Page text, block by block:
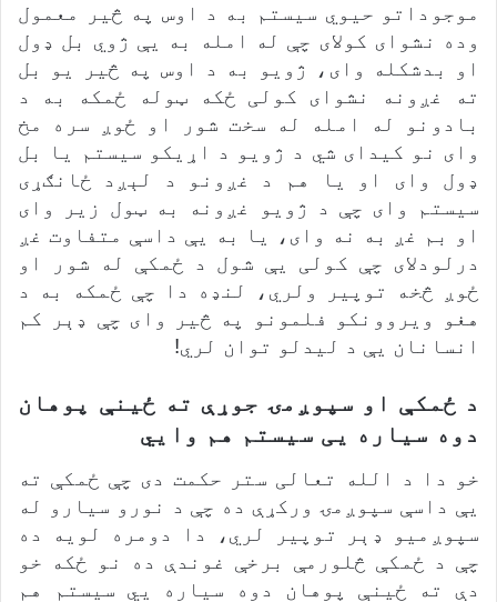
موجوداتو حیوي سیستم به د اوس په څیر معمول
وده نشوای کولای چې له امله به یې ژوي بل ډول
او بدشکله وای، ژویو به د اوس په څیر یو بل
ته غږونه نشوای کولی ځکه ټوله ځمکه به د
بادونو له امله له سخت شور او ځوږ سره مخ
وای نو کیدای شي د ژویو د اړیکو سیستم یا بل
ډول وای او یا هم د غږونو د لېږد ځانګړی
سیستم وای چې د ژویو غږونه به ټول زیر وای
او بم غږ به نه وای، یا به یې داسې متفاوت غږ
درلودلای چې کولی یې شول د ځمکې له شور او
ځوږ څخه توپیر ولري، لنډه دا چې ځمکه به د
هغو ویروونکو فلمونو په څیر وای چې ډېر کم
انسانان یې د لیدلو توان لري!
د ځمکې او سپوږمۍ جوړې ته ځینې پوهان
دوه سیاره یی سیستم هم وایي
خو دا د الله تعالی ستر حکمت دی چې ځمکې ته
یې داسې سپوږمۍ ورکړې ده چې د نورو سیارو له
سپوږمیو ډېر توپیر لري، دا دومره لویه ده
چې د ځمکې څلورمې برخې غوندې ده نو ځکه خو
دې ته ځینې پوهان دوه سیاره یي سیستم هم